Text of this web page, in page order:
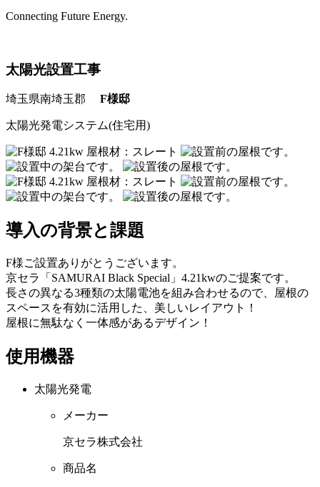
Connecting Future Energy.
太陽光設置工事
埼玉県南埼玉郡 F様邸
太陽光発電システム(住宅用)
導入の背景と課題
F様ご設置ありがとうございます。
京セラ「SAMURAI Black Special」4.21kwのご提案です。
長さの異なる3種類の太陽電池を組み合わせるので、屋根の
スペースを有効に活用した、美しいレイアウト！
屋根に無駄なく一体感があるデザイン！
使用機器
太陽光発電
メーカー
京セラ株式会社
商品名